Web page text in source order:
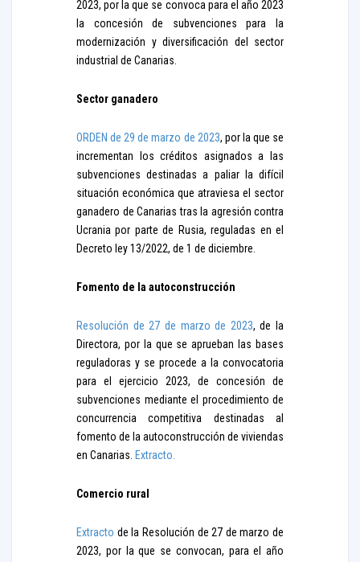
2023, por la que se convoca para el año 2023
la concesión de subvenciones para la
modernización y diversificación del sector
industrial de Canarias.
Sector ganadero
ORDEN de 29 de marzo de 2023, por la que se
incrementan los créditos asignados a las
subvenciones destinadas a paliar la difícil
situación económica que atraviesa el sector
ganadero de Canarias tras la agresión contra
Ucrania por parte de Rusia, reguladas en el
Decreto ley 13/2022, de 1 de diciembre.
Fomento de la autoconstrucción
Resolución de 27 de marzo de 2023, de la
Directora, por la que se aprueban las bases
reguladoras y se procede a la convocatoria
para el ejercicio 2023, de concesión de
subvenciones mediante el procedimiento de
concurrencia competitiva destinadas al
fomento de la autoconstrucción de viviendas
en Canarias. Extracto.
Comercio rural
Extracto de la Resolución de 27 de marzo de
2023, por la que se convocan, para el año